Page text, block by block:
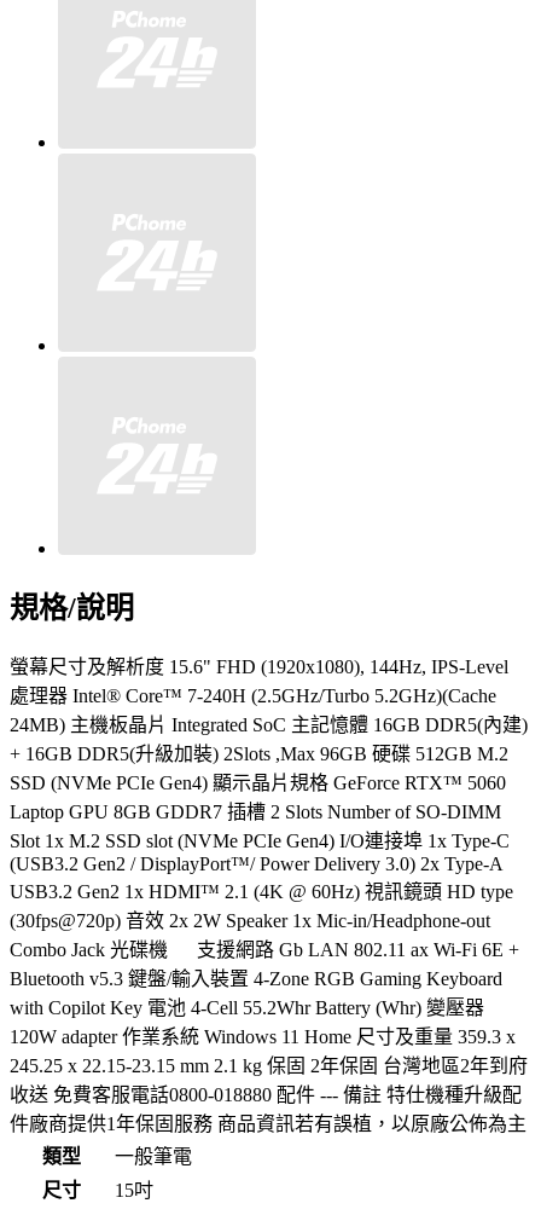
規格/說明
螢幕尺寸及解析度 15.6" FHD (1920x1080), 144Hz, IPS-Level
處理器 Intel® Core™ 7-240H (2.5GHz/Turbo 5.2GHz)(Cache
24MB) 主機板晶片 Integrated SoC 主記憶體 16GB DDR5(內建)
+ 16GB DDR5(升級加裝) 2Slots ,Max 96GB 硬碟 512GB M.2
SSD (NVMe PCIe Gen4) 顯示晶片規格 GeForce RTX™ 5060
Laptop GPU 8GB GDDR7 插槽 2 Slots Number of SO-DIMM
Slot 1x M.2 SSD slot (NVMe PCIe Gen4) I/O連接埠 1x Type-C
(USB3.2 Gen2 / DisplayPort™/ Power Delivery 3.0) 2x Type-A
USB3.2 Gen2 1x HDMI™ 2.1 (4K @ 60Hz) 視訊鏡頭 HD type
(30fps@720p) 音效 2x 2W Speaker 1x Mic-in/Headphone-out
Combo Jack 光碟機 支援網路 Gb LAN 802.11 ax Wi-Fi 6E +
Bluetooth v5.3 鍵盤/輸入裝置 4-Zone RGB Gaming Keyboard
with Copilot Key 電池 4-Cell 55.2Whr Battery (Whr) 變壓器
120W adapter 作業系統 Windows 11 Home 尺寸及重量 359.3 x
245.25 x 22.15-23.15 mm 2.1 kg 保固 2年保固 台灣地區2年到府
收送 免費客服電話0800-018880 配件 --- 備註 特仕機種升級配
件廠商提供1年保固服務 商品資訊若有誤植，以原廠公佈為主
類型
一般筆電
尺寸
15吋